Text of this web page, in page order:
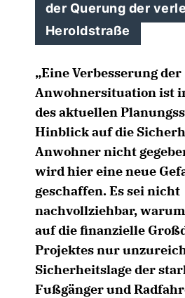
der Querung der
Heroldstraße
Eine Verbesserung der
Anwohnersituation ist
des aktuellen
Hinblick auf die
Anwohner nicht
wird hier eine neue
geschaffen. Es sei nicht
nachvollziehbar,
auf die finanzielle
Projektes nur
Sicherheitslage der
Fußgänger und